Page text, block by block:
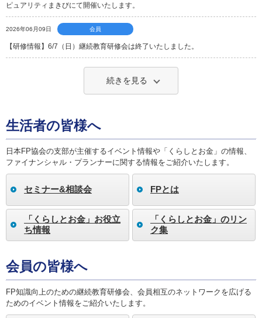
ピュアリティまきびにて開催いたします。
2026年06月09日 会員
【研修情報】6/7（日）継続教育研修会は終了いたしました。
続きを見る
生活者の皆様へ
日本FP協会の支部が主催するイベント情報や「くらしとお金」の情報、
ファイナンシャル・プランナーに関する情報をご紹介いたします。
セミナー&相談会 FPとは
「くらしとお金」お役立
ち情報
「くらしとお金」のリン
ク集
会員の皆様へ
FP知識向上のための継続教育研修会、会員相互のネットワークを広げる
ためのイベント情報をご紹介いたします。